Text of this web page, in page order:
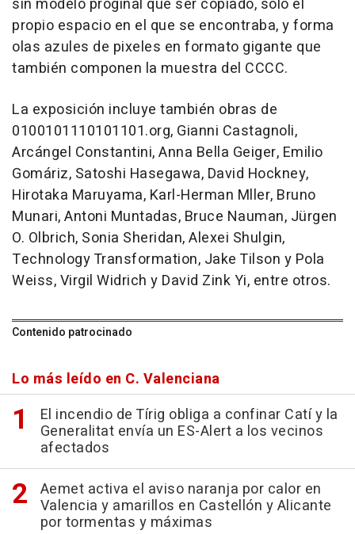
sin modelo proginal que ser copiado, solo el
propio espacio en el que se encontraba, y forma
olas azules de pixeles en formato gigante que
también componen la muestra del CCCC.
La exposición incluye también obras de
0100101110101101.org, Gianni Castagnoli,
Arcángel Constantini, Anna Bella Geiger, Emilio
Gomáriz, Satoshi Hasegawa, David Hockney,
Hirotaka Maruyama, Karl-Herman Mller, Bruno
Munari, Antoni Muntadas, Bruce Nauman, Jürgen
O. Olbrich, Sonia Sheridan, Alexei Shulgin,
Technology Transformation, Jake Tilson y Pola
Weiss, Virgil Widrich y David Zink Yi, entre otros.
Contenido patrocinado
Lo más leído en C. Valenciana
El incendio de Tírig obliga a confinar Catí y la
Generalitat envía un ES-Alert a los vecinos
afectados
Aemet activa el aviso naranja por calor en
Valencia y amarillos en Castellón y Alicante
por tormentas y máximas